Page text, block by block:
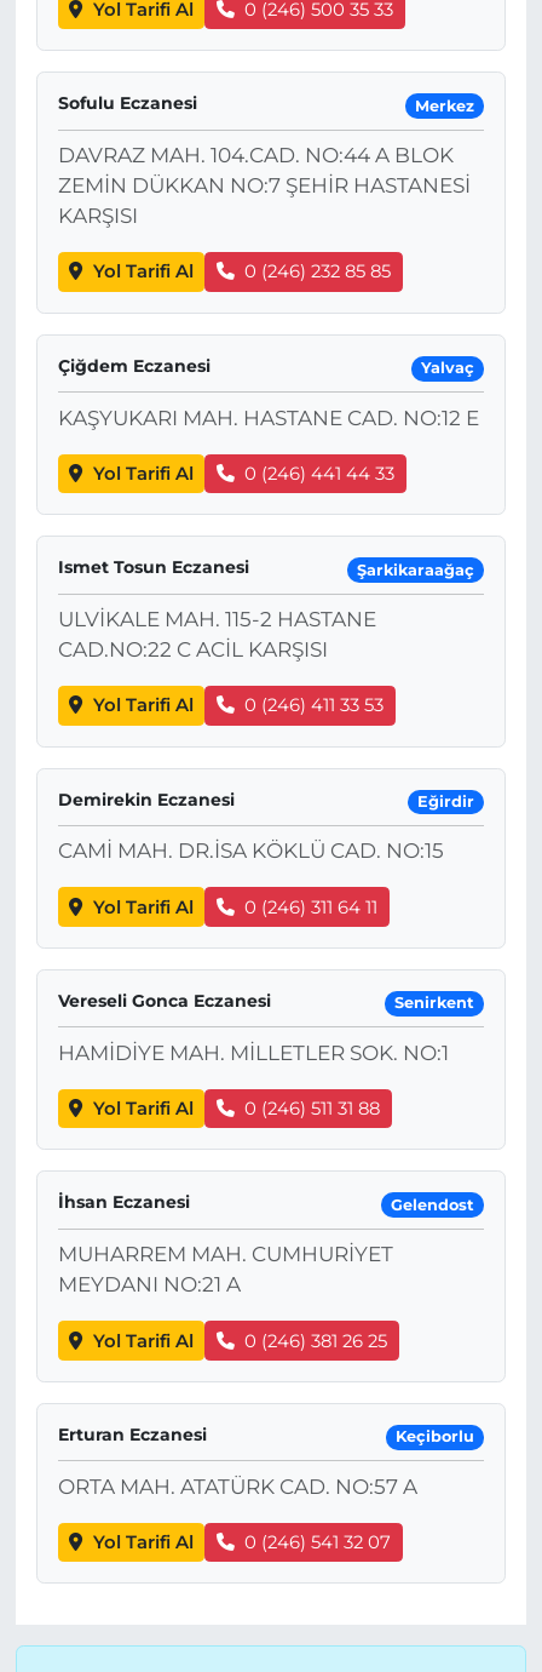
Yol Tarifi Al 0 (246) 500 35 33
Sofulu Eczanesi Merkez
DAVRAZ MAH. 104.CAD. NO:44 A BLOK
ZEMİN DÜKKAN NO:7 ŞEHİR HASTANESİ
KARŞISI
Yol Tarifi Al 0 (246) 232 85 85
Çiğdem Eczanesi Yalvaç
KAŞYUKARI MAH. HASTANE CAD. NO:12 E
Yol Tarifi Al 0 (246) 441 44 33
Ismet Tosun Eczanesi Şarkikaraağaç
ULVİKALE MAH. 115-2 HASTANE
CAD.NO:22 C ACİL KARŞISI
Yol Tarifi Al 0 (246) 411 33 53
Demirekin Eczanesi Eğirdir
CAMİ MAH. DR.İSA KÖKLÜ CAD. NO:15
Yol Tarifi Al 0 (246) 311 64 11
Vereseli Gonca Eczanesi Senirkent
HAMİDİYE MAH. MİLLETLER SOK. NO:1
Yol Tarifi Al 0 (246) 511 31 88
İhsan Eczanesi Gelendost
MUHARREM MAH. CUMHURİYET
MEYDANI NO:21 A
Yol Tarifi Al 0 (246) 381 26 25
Erturan Eczanesi Keçiborlu
ORTA MAH. ATATÜRK CAD. NO:57 A
Yol Tarifi Al 0 (246) 541 32 07